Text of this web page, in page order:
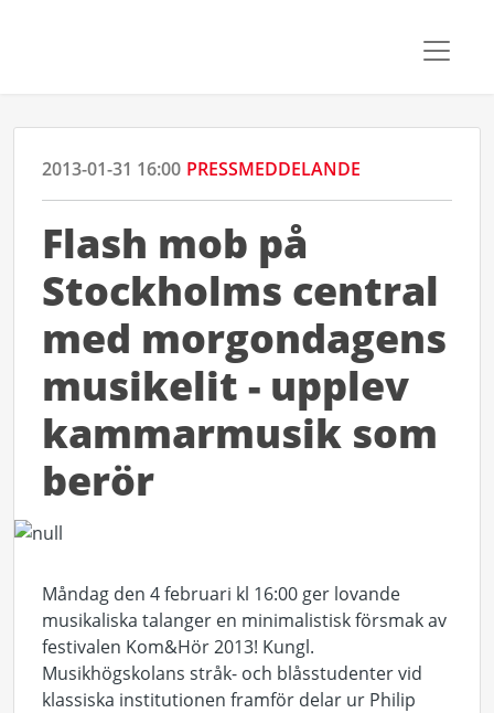
2013-01-31 16:00 PRESSMEDDELANDE
Flash mob på
Stockholms central
med morgondagens
musikelit - upplev
kammarmusik som
berör
Måndag den 4 februari kl 16:00 ger lovande
musikaliska talanger en minimalistisk försmak av
festivalen Kom&Hör 2013! Kungl.
Musikhögskolans stråk- och blåsstudenter vid
klassiska institutionen framför delar ur Philip